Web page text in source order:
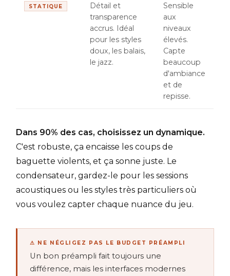
STATIQUE
Détail et
transparence
accrus. Idéal
pour les styles
doux, les balais,
le jazz.
Sensible
aux
niveaux
élevés.
Capte
beaucoup
d'ambiance
et de
repisse.
Dans 90% des cas, choisissez un dynamique.
C'est robuste, ça encaisse les coups de
baguette violents, et ça sonne juste. Le
condensateur, gardez-le pour les sessions
acoustiques ou les styles très particuliers où
vous voulez capter chaque nuance du jeu.
⚠ NE NÉGLIGEZ PAS LE BUDGET PRÉAMPLI
Un bon préampli fait toujours une
différence, mais les interfaces modernes